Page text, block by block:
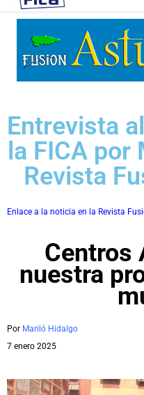
Entrevista
la FICA
Revista
Enlace a la noticia en la Revista
Centros
nuestra
Por Mariló Hidalgo
7 enero 2025